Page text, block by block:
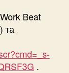
Beat
та
.